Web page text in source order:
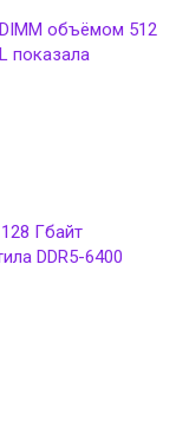
объёмом 512
показала
Гбайт
DDR5-6400